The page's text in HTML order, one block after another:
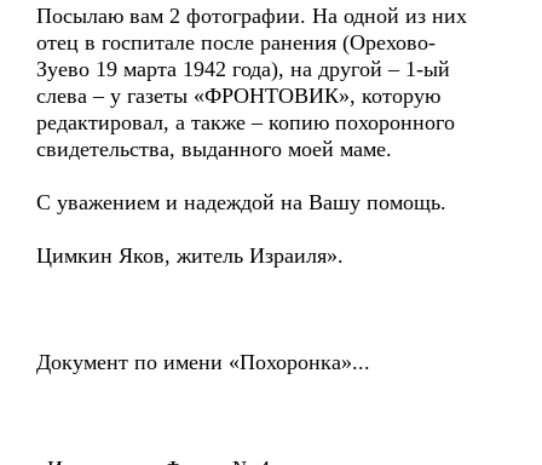
Посылаю вам 2 фотографии. На одной из них
отец в госпитале после ранения (Орехово-
Зуево 19 марта 1942 года), на другой – 1-ый
слева – у газеты «ФРОНТОВИК», которую
редактировал, а также – копию похоронного
свидетельства, выданного моей маме.
С уважением и надеждой на Вашу помощь.
Цимкин Яков, житель Израиля».
Документ по имени «Похоронка»...